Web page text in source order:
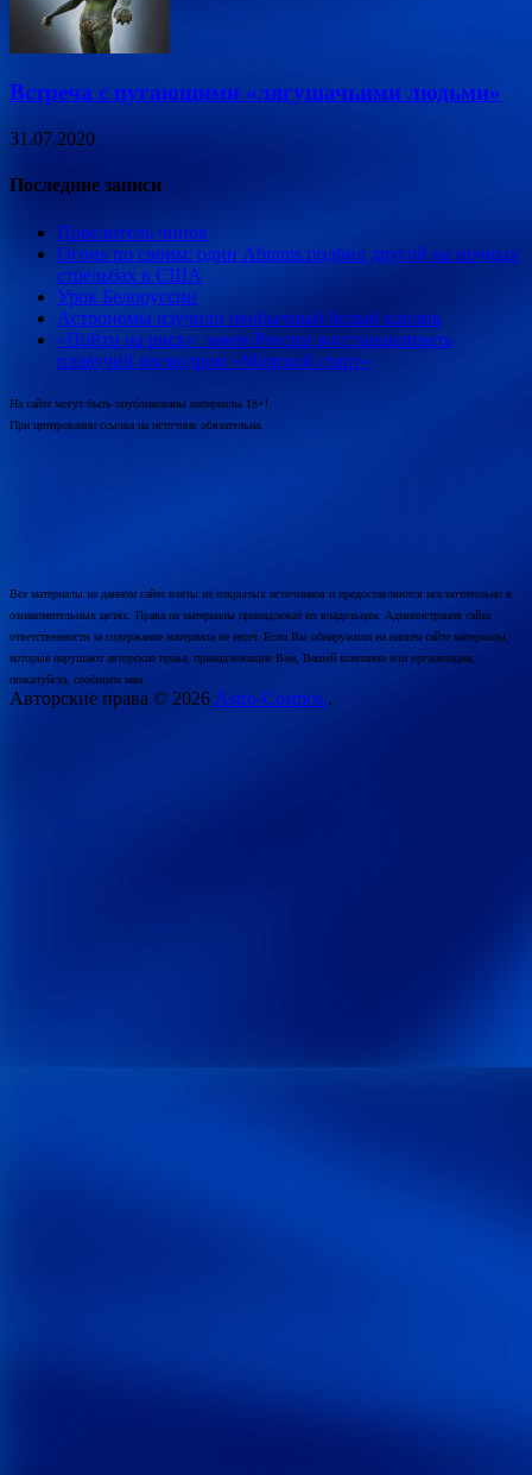
Встреча с пугающими «лягушачьими людьми»
31.07.2020
Последние записи
Повелитель чипов
Огонь по своим: один Abrams подбил другой на ночных
стрельбах в США
Урок Белоруссии
Астрономы изучили необычный белый карлик
«Пойти на риск»: зачем России восстанавливать
плавучий космодром «Морской старт»
На сайте могут быть опубликованы материалы 18+!
При цитировании ссылка на источник обязательна.
Все материалы на данном сайте взяты из открытых источников и предоставляются исключительно в
ознакомительных целях. Права на материалы принадлежат их владельцам. Администрация сайта
ответственности за содержание материала не несет. Если Вы обнаружили на нашем сайте материалы,
которые нарушают авторские права, принадлежащие Вам, Вашей компании или организации,
пожалуйста, сообщите нам.
Авторские права © 2026 Astro-Cosmos..